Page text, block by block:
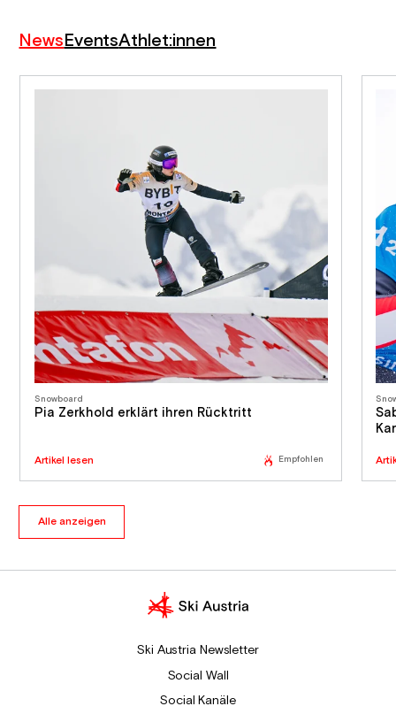
NewsEventsAthlet:innen
Snowboard
Pia Zerkhold erklärt ihren Rücktritt
Artikel lesen Empfohlen
Alle anzeigen
Ski Austria Newsletter
Social Wall
Social Kanäle